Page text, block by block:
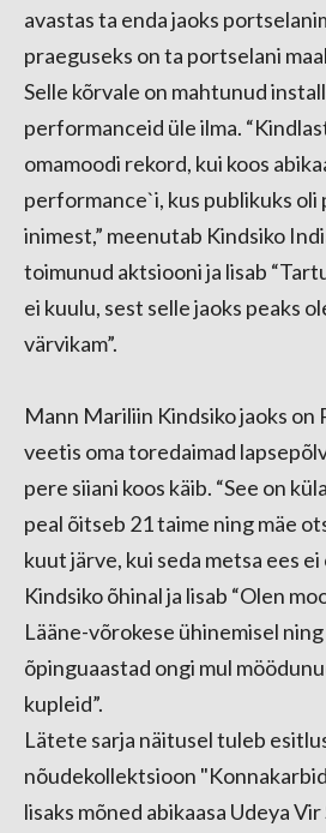
avastas ta enda jaoks
praeguseks on ta portselani
Selle kõrvale on mahtunud
performanceid üle ilma.
omamoodi rekord, kui koos
performance`i, kus publikuks oli
inimest,” meenutab Kindsiko
toimunud aktsiooni ja lisab
ei kuulu, sest selle jaoks peaks
värvikam”.
Mann Mariliin Kindsiko jaoks on
veetis oma toredaimad
pere siiani koos käib. “See on
peal õitseb 21 taime ning mäe
kuut järve, kui seda metsa ees ei
Kindsiko õhinal ja lisab “Olen
Lääne-võrokese ühinemisel
õpinguaastad ongi mul
kupleid”.
Lätete sarja näitusel tuleb
nõudekollektsioon
lisaks mõned abikaasa Udeya Vir